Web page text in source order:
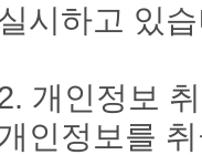
실시하고 있
개인정보
인정보를